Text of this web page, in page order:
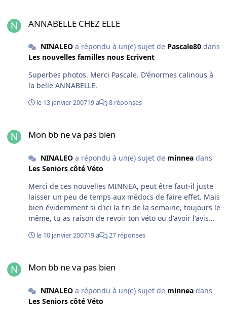
ANNABELLE CHEZ ELLE
NINALEOa répondu à un(e) sujet de Pascale80dans
Les nouvelles familles nous Ecrivent
Superbes photos. Merci Pascale. D'énormes calinous à
la belle ANNABELLE.
le 13 janvier 200719 a 8 réponses
Mon bb ne va pas bien
NINALEOa répondu à un(e) sujet de minneadans
Les Seniors côté Véto
Merci de ces nouvelles MINNEA, peut être faut-il juste
laisser un peu de temps aux médocs de faire effet. Mais
bien évidemment si d'ici la fin de la semaine, toujours le
même, tu as raison de revoir ton véto ou d'avoir l'avis
le 10 janvier 200719 a 27 réponses
Mon bb ne va pas bien
NINALEOa répondu à un(e) sujet de minneadans
Les Seniors côté Véto